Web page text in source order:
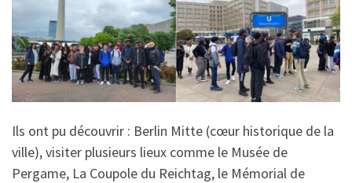
Ils ont pu découvrir : Berlin Mitte (cœur historique de la
ville), visiter plusieurs lieux comme le Musée de
Pergame, La Coupole du Reichtag, le Mémorial de